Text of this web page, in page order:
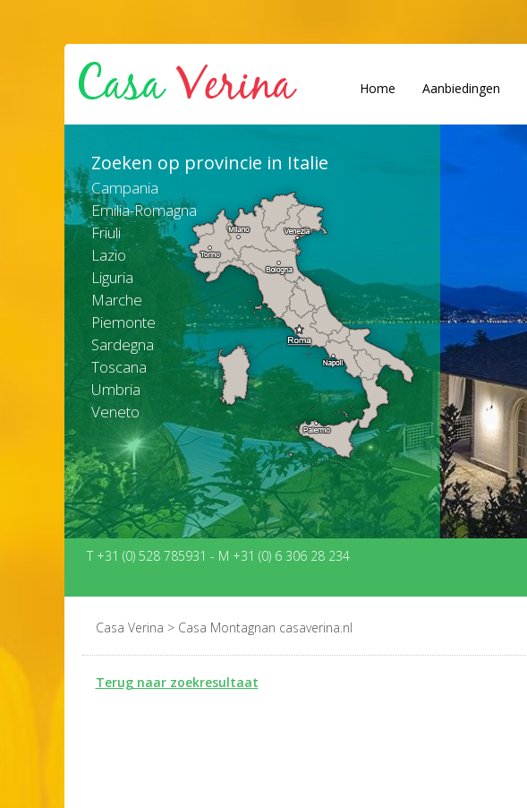
Home Aanbiedingen
Zoeken op provincie in Italie
Campania
Emilia-Romagna
Friuli
Lazio
Liguria
Marche
Piemonte
Sardegna
Toscana
Umbria
Veneto
T +31 (0) 528 785931 - M +31 (0) 6 306 28 234
Casa Verina > Casa Montagnan casaverina.nl
Terug naar zoekresultaat